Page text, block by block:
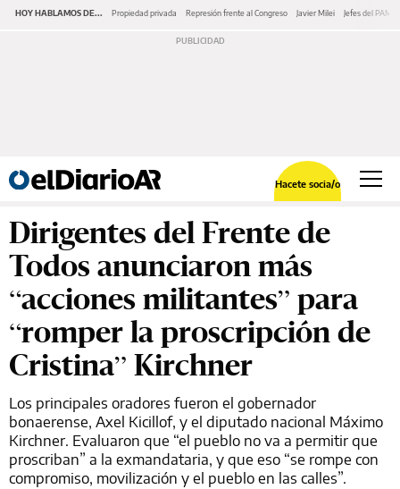
HOY HABLAMOS DE... Propiedad privada Represión frente al Congreso Javier Milei Jefes del PAMI
Hacete socia/o
Dirigentes del Frente de
Todos anunciaron más
“acciones militantes” para
“romper la proscripción de
Cristina” Kirchner
Los principales oradores fueron el gobernador
bonaerense, Axel Kicillof, y el diputado nacional Máximo
Kirchner. Evaluaron que “el pueblo no va a permitir que
proscriban” a la exmandataria, y que eso “se rompe con
compromiso, movilización y el pueblo en las calles”.